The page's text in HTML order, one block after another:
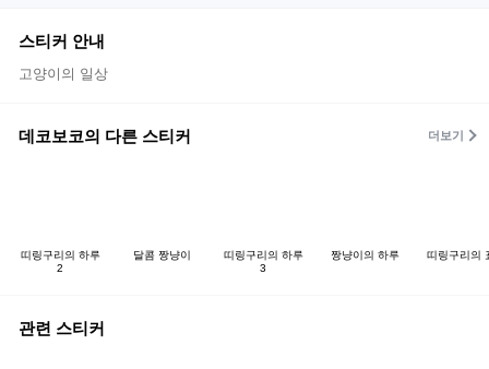
스티커 안내
고양이의 일상
데코보코의 다른 스티커 더보기
띠링구리의 하루
2
달콤 짱냥이
띠링구리의 하루
3
짱냥이의 하루 띠링구리의
관련 스티커